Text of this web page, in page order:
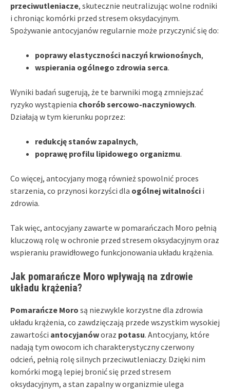
przeciwutleniacze, skutecznie neutralizując wolne rodniki
i chroniąc komórki przed stresem oksydacyjnym.
Spożywanie antocyjanów regularnie może przyczynić się do:
poprawy elastyczności naczyń krwionośnych,
wspierania ogólnego zdrowia serca.
Wyniki badań sugerują, że te barwniki mogą zmniejszać
ryzyko wystąpienia chorób sercowo-naczyniowych.
Działają w tym kierunku poprzez:
redukcję stanów zapalnych,
poprawę profilu lipidowego organizmu.
Co więcej, antocyjany mogą również spowolnić proces
starzenia, co przynosi korzyści dla ogólnej witalności i
zdrowia.
Tak więc, antocyjany zawarte w pomarańczach Moro pełnią
kluczową rolę w ochronie przed stresem oksydacyjnym oraz
wspieraniu prawidłowego funkcjonowania układu krążenia.
Jak pomarańcze Moro wpływają na zdrowie
układu krążenia?
Pomarańcze Moro są niezwykle korzystne dla zdrowia
układu krążenia, co zawdzięczają przede wszystkim wysokiej
zawartości antocyjanóworaz potasu. Antocyjany, które
nadają tym owocom ich charakterystyczny czerwony
odcień, pełnią rolę silnych przeciwutleniaczy. Dzięki nim
komórki mogą lepiej bronić się przed stresem
oksydacyjnym, a stan zapalny w organizmie ulega